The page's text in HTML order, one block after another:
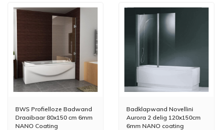
BWS Profielloze Badwand
Draaibaar 80x150 cm 6mm
NANO Coating
Badklapwand Novellini
Aurora 2 delig 120x150cm
6mm NANO coating